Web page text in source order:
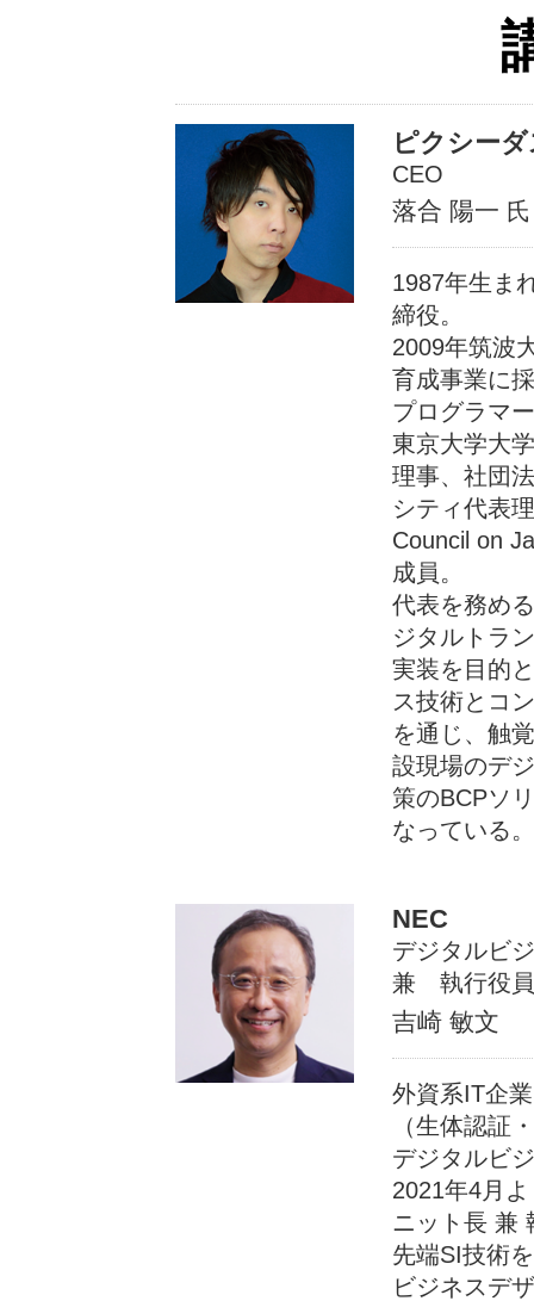
ピクシー
CEO
落合 陽一 氏
1987年生ま
締役。
2009年筑波
育成事業に
プログラマ
東京大学大
理事、社団
シティ代表
Council on
成員。
代表を務め
ジタルトラ
実装を目的
ス技術とコ
を通じ、触
設現場のデ
策のBCPソ
なっている。
NEC
デジタルビ
兼 執行役
吉崎 敏文
外資系IT企
（生体認証
デジタルビ
2021年4月
ニット長 兼
先端SI技術
ビジネスデ